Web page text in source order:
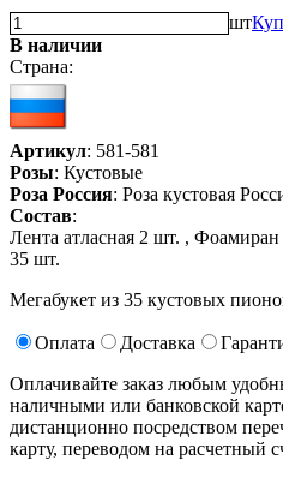
шт
В наличии
Страна:
Артикул: 581-581
Розы: Кустовые
Роза Россия: Роза кустовая
Состав:
Лента атласная 2 шт. , Фоамиран
35 шт.
Мегабукет из 35 кустовых
Оплата Доставка
Оплачивайте заказ любым
наличными или банковской
дистанционно посредством
карту, переводом на расчетный